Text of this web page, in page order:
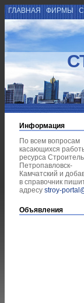
ГЛАВНАЯ ФИРМЫ
Информация
По всем вопросам
касающихся
ресурса
Петропавловск-
Камчатский и
в справочник
адресу stroy-
Объявления